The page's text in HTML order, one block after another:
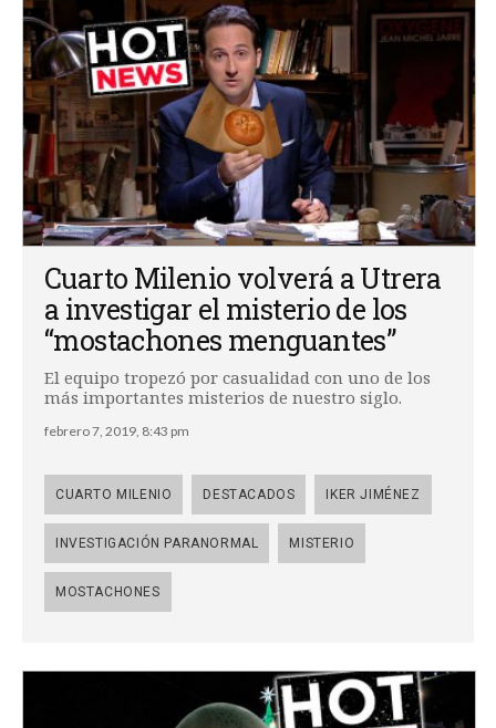
Cuarto Milenio volverá a Utrera
a investigar el misterio de los
“mostachones menguantes”
El equipo tropezó por casualidad con uno de los
más importantes misterios de nuestro siglo.
febrero 7, 2019, 8:43 pm
CUARTO MILENIO DESTACADOS IKER JIMÉNEZ
INVESTIGACIÓN PARANORMAL MISTERIO
MOSTACHONES